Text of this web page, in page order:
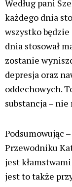
Aktualności
Konopne
MMA:
wyciągnął
Bartłomiej
zwycięstwo